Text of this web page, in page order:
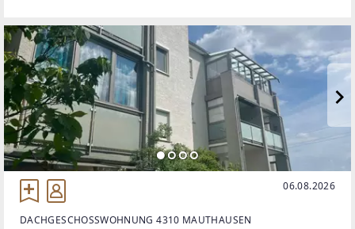
06.08.2026
DACHGESCHOSSWOHNUNG 4310 MAUTHAUSEN